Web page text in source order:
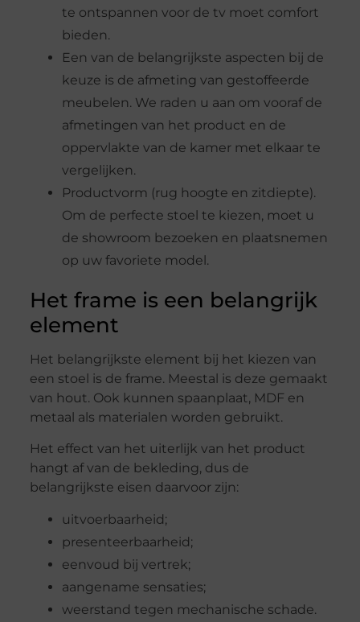
te ontspannen voor de tv moet comfort
bieden.
Een van de belangrijkste aspecten bij de
keuze is de afmeting van gestoffeerde
meubelen. We raden u aan om vooraf de
afmetingen van het product en de
oppervlakte van de kamer met elkaar te
vergelijken.
Productvorm (rug hoogte en zitdiepte).
Om de perfecte stoel te kiezen, moet u
de showroom bezoeken en plaatsnemen
op uw favoriete model.
Het frame is een belangrijk
element
Het belangrijkste element bij het kiezen van
een stoel is de frame. Meestal is deze gemaakt
van hout. Ook kunnen spaanplaat, MDF en
metaal als materialen worden gebruikt.
Het effect van het uiterlijk van het product
hangt af van de bekleding, dus de
belangrijkste eisen daarvoor zijn:
uitvoerbaarheid;
presenteerbaarheid;
eenvoud bij vertrek;
aangename sensaties;
weerstand tegen mechanische schade.